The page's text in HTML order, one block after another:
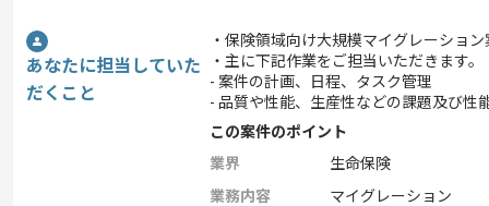
あなたに担当していた
だくこと
・保険領域向け大規模マイグレーショ
・主に下記作業をご担当いただきます。
- 案件の計画、日程、タスク管理
- 品質や性能、生産性などの課題及び性
この案件のポイント
業界
生命保険
業務内容
マイグレーション